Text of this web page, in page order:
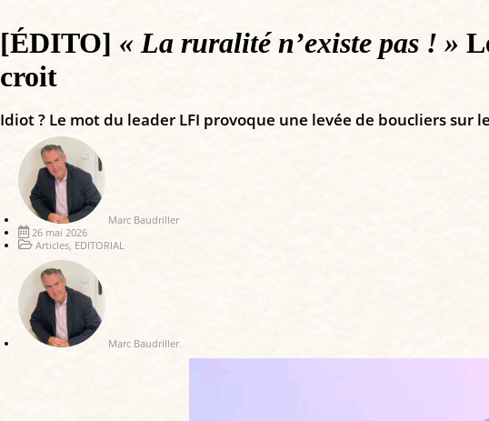
[ÉDITO] « La ruralité n’existe pas ! »
croit
Idiot ? Le mot du leader LFI provoque une levée de boucliers
Marc Baudriller
26 mai 2026
Articles EDITORIAL
Marc Baudriller